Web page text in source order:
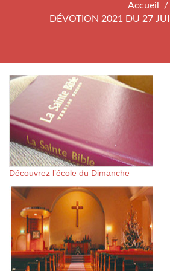
Accueil
DÉVOTION 2021 DU 27
Découvrez l’école du Dimanche